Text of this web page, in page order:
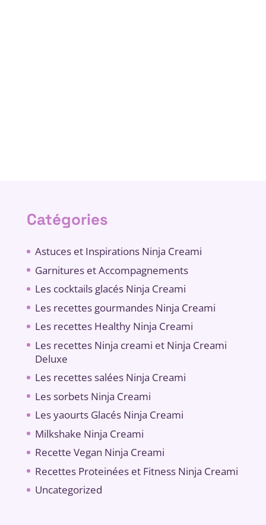
Catégories
Astuces et Inspirations Ninja Creami
Garnitures et Accompagnements
Les cocktails glacés Ninja Creami
Les recettes gourmandes Ninja Creami
Les recettes Healthy Ninja Creami
Les recettes Ninja creami et Ninja Creami
Deluxe
Les recettes salées Ninja Creami
Les sorbets Ninja Creami
Les yaourts Glacés Ninja Creami
Milkshake Ninja Creami
Recette Vegan Ninja Creami
Recettes Proteinées et Fitness Ninja Creami
Uncategorized